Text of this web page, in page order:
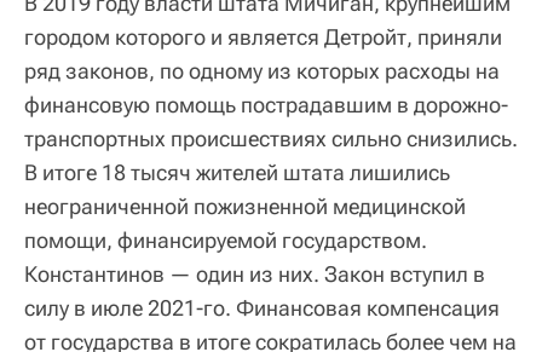
городом которого и является Детройт, приняли
ряд законов, по одному из которых расходы на
финансовую помощь пострадавшим в дорожно-
транспортных происшествиях сильно снизились.
В итоге 18 тысяч жителей штата лишились
неограниченной пожизненной медицинской
помощи, финансируемой государством.
Константинов — один из них. Закон вступил в
силу в июле 2021-го. Финансовая компенсация
от государства в итоге сократилась более чем на